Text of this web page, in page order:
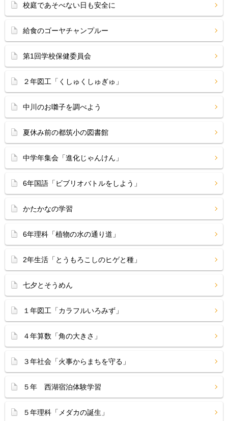
校庭であそべない日も安全に
給食のゴーヤチャンプルー
第1回学校保健委員会
２年図工「くしゅくしゅぎゅ」
中川のお囃子を調べよう
夏休み前の都筑小の図書館
中学年集会「進化じゃんけん」
6年国語「ビブリオバトルをしよう」
かたかなの学習
6年理科「植物の水の通り道」
2年生活「とうもろこしのヒゲと種」
七夕とそうめん
１年図工「カラフルいろみず」
４年算数「角の大きさ」
３年社会「火事からまちを守る」
５年 西湖宿泊体験学習
５年理科「メダカの誕生」